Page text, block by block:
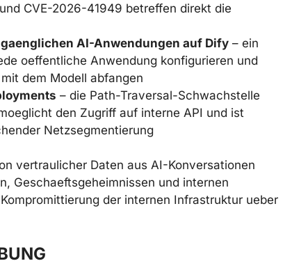
CVE-2026-41949 betreffen direkt die
AI-Anwendungen auf Dify – ein
oeffentliche Anwendung konfigurieren und
dem Modell abfangen
– die Path-Traversal-Schwachstelle
den Zugriff auf interne API und ist
Netzsegmentierung
vertraulicher Daten aus AI-Konversationen
Geschaeftsgeheimnissen und internen
der internen Infrastruktur ueber